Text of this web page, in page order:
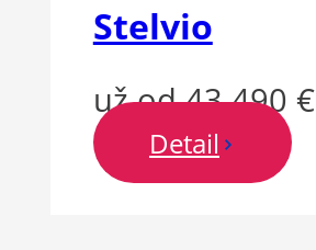
Stelvio
už od 43 490 €
Detail